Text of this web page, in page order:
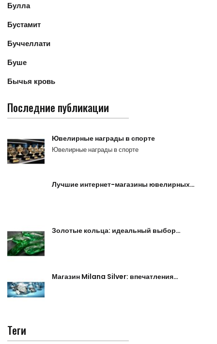
Булла
Бустамит
Буччеллати
Буше
Бычья кровь
Последние публикации
Ювелирные награды в спорте
Ювелирные награды в спорте
Лучшие интернет-магазины ювелирных…
Золотые кольца: идеальный выбор…
Магазин Milana Silver: впечатления…
Теги